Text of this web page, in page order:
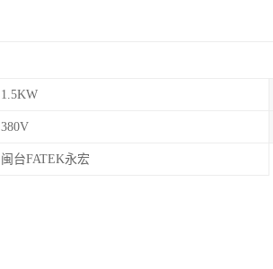
1.5KW
380V
闽台FATEK永宏